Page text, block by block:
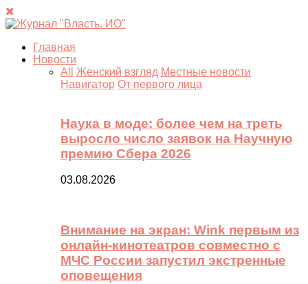
Главная
Новости
All
Женский взгляд Местные новости
Навигатор От первого лица
Наука в моде: более чем на треть
выросло число заявок на Научную
премию Сбера 2026
03.08.2026
Внимание на экран: Wink первым из
онлайн-кинотеатров совместно с
МЧС России запустил экстренные
оповещения